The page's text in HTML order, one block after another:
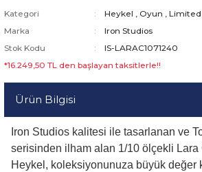
Kategori Heykel , Oyun , Limited
Marka
Iron Studios
Stok Kodu
IS-LARAC1071240
*16.249,50 TL den başlayan taksitlerle!!
Ürün Bilgisi
Iron Studios kalitesi ile tasarlanan ve
serisinden ilham alan 1/10 ölçekli Lara
Heykel, koleksiyonunuza büyük değer